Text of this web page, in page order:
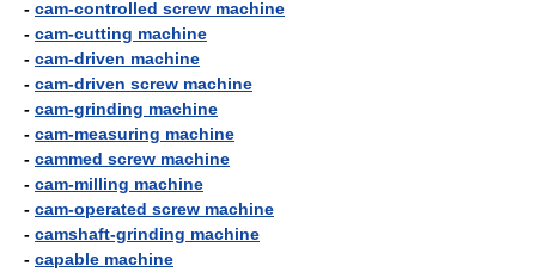
- cam-controlled screw machine
- cam-cutting machine
- cam-driven machine
- cam-driven screw machine
- cam-grinding machine
- cam-measuring machine
- cammed screw machine
- cam-milling machine
- cam-operated screw machine
- camshaft-grinding machine
- capable machine